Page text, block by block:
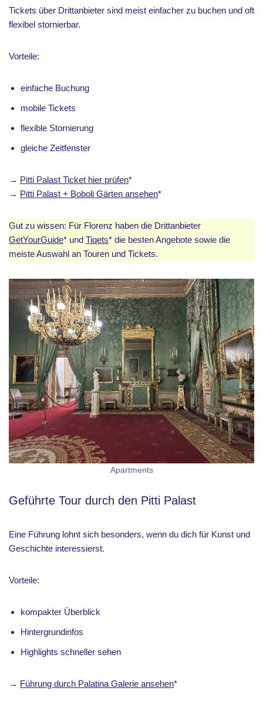
Tickets über Drittanbieter sind meist einfacher zu buchen und oft
flexibel stornierbar.
Vorteile:
einfache Buchung
mobile Tickets
flexible Stornierung
gleiche Zeitfenster
→ Pitti Palast Ticket hier prüfen*
→ Pitti Palast + Boboli Gärten ansehen*
Gut zu wissen: Für Florenz haben die Drittanbieter
GetYourGuide* und Tiqets* die besten Angebote sowie die
meiste Auswahl an Touren und Tickets.
Apartments
Geführte Tour durch den Pitti Palast
Eine Führung lohnt sich besonders, wenn du dich für Kunst und
Geschichte interessierst.
Vorteile:
kompakter Überblick
Hintergrundinfos
Highlights schneller sehen
→ Führung durch Palatina Galerie ansehen*